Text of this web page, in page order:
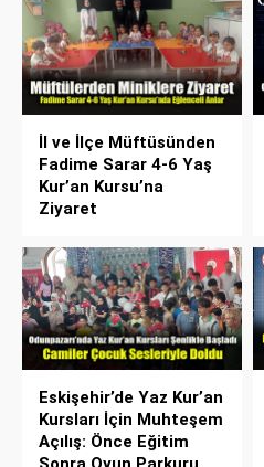
İl ve İlçe Müftüsünden
Fadime Sarar 4-6 Yaş
Kur’an Kursu’na
Ziyaret
Eskişehir’de Yaz Kur’an
Kursları İçin Muhteşem
Açılış: Önce Eğitim